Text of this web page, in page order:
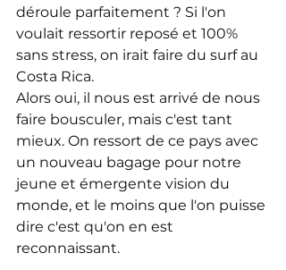
déroule parfaitement ? Si l'on
voulait ressortir reposé et 100%
sans stress, on irait faire du surf au
Costa Rica.
Alors oui, il nous est arrivé de nous
faire bousculer, mais c'est tant
mieux. On ressort de ce pays avec
un nouveau bagage pour notre
jeune et émergente vision du
monde, et le moins que l'on puisse
dire c'est qu'on en est
reconnaissant.